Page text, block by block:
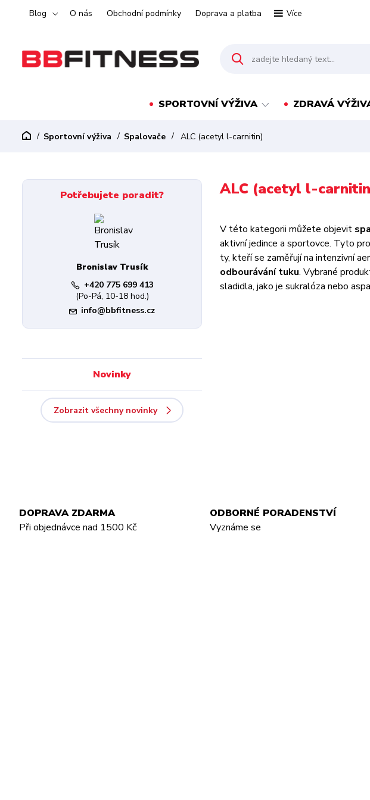
Blog O nás Obchodní podmínky Doprava a platba Více
SPORTOVNÍ VÝŽIVA ZDRAVÁ
Sportovní výživa Spalovače ALC (acetyl l-carnitin)
ALC (acetyl l-
V této kategorii můžete objevit
aktivní jedince a sportovce. Tyto
ty, kteří se zaměřují na intenzivní
odbourávání tuku. Vybrané
sladidla, jako je sukralóza nebo
Potřebujete poradit?
Bronislav Trusík
+420 775 699 413
(Po-Pá, 10-18 hod.)
info@bbfitness.cz
Novinky
Zobrazit všechny novinky
DOPRAVA ZDARMA
Při objednávce nad 1500 Kč
ODBORNÉ PORADENSTVÍ
Vyznáme se